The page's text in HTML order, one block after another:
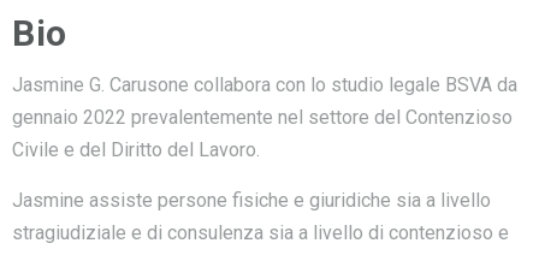
Bio
Jasmine G. Carusone collabora con lo studio legale BSVA da
gennaio 2022 prevalentemente nel settore del Contenzioso
Civile e del Diritto del Lavoro.
Jasmine assiste persone fisiche e giuridiche sia a livello
stragiudiziale e di consulenza sia a livello di contenzioso e